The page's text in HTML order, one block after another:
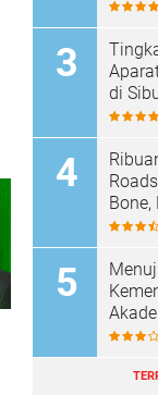
di
Santai